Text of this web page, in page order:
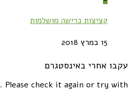
קציצות כרישה מושלמות
15 במרץ 2018
עקבו אחרי באינסטגרם
Please check it again or try with